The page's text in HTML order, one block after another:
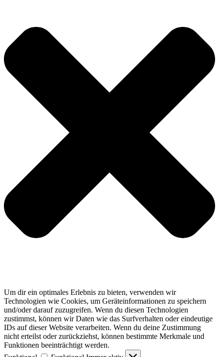
Um dir ein optimales Erlebnis zu bieten, verwenden wir
Technologien wie Cookies, um Geräteinformationen zu speichern
und/oder darauf zuzugreifen. Wenn du diesen Technologien
zustimmst, können wir Daten wie das Surfverhalten oder eindeutige
IDs auf dieser Website verarbeiten. Wenn du deine Zustimmung
nicht erteilst oder zurückziehst, können bestimmte Merkmale und
Funktionen beeinträchtigt werden.